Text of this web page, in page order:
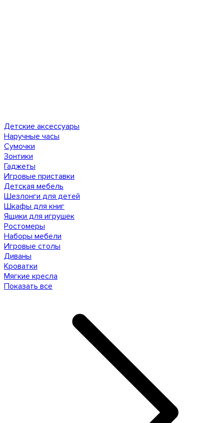
Детские аксессуары
Наручные часы
Сумочки
Зонтики
Гаджеты
Игровые приставки
Детская мебель
Шезлонги для детей
Шкафы для книг
Ящики для игрушек
Ростомеры
Наборы мебели
Игровые столы
Диваны
Кроватки
Мягкие кресла
Показать все